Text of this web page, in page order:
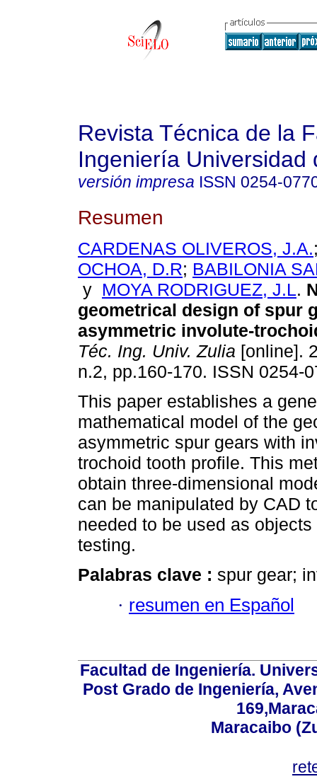
Revista Técnica de la
Ingeniería Universidad
versión impresa ISSN 0254-
Resumen
CARDENAS OLIVEROS, J.A.
OCHOA, D.R; BABILONIA
y MOYA RODRIGUEZ, J.L.
geometrical design of spur
asymmetric involute-
Téc. Ing. Univ. Zulia [online].
n.2, pp.160-170. ISSN 0254-
This paper establishes a
mathematical model of the
asymmetric spur gears with
trochoid tooth profile. This
obtain three-dimensional
can be manipulated by CAD
needed to be used as
testing.
Palabras clave : spur gear;
· resumen en Español
Facultad de Ingeniería.
Post Grado de Ingeniería,
Maracaibo